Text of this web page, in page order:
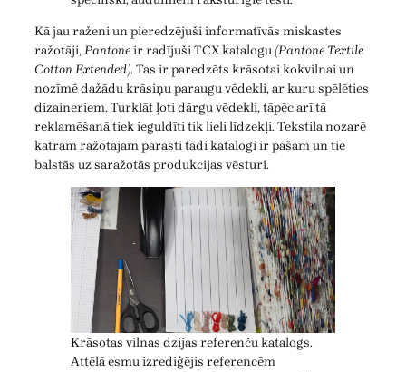
Kā jau raženi un pieredzējuši informatīvās miskastes
ražotāji,Pantoneir radījuši TCX katalogu (Pantone Textile
Cotton Extended). Tas ir paredzēts krāsotai kokvilnai un
nozīmē dažādu krāsiņu paraugu vēdekli, ar kuru spēlēties
dizaineriem. Turklāt ļoti dārgu vēdekli, tāpēc arī tā
reklamēšanā tiek ieguldīti tik lieli līdzekļi. Tekstila nozarē
katram ražotājam parasti tādi katalogi ir pašam un tie
balstās uz saražotās produkcijas vēsturi.
Krāsotas vilnas dzijas referenču katalogs.
Attēlā esmu izrediģējis referencēm